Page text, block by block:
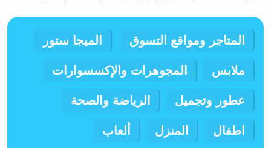
المتاجر ومواقع التسوق الميجا ستور
ملابس المجوهرات والإكسسوارات
عطور وتجميل الرياضة والصحة
اطفال المنزل ألعاب